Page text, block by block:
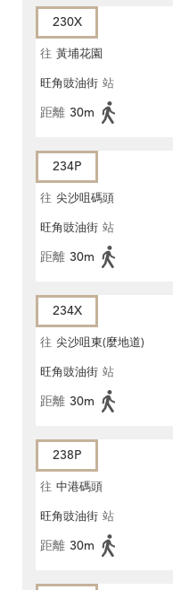
230X
往 黃埔花園
旺角豉油街 站
距離 30m
234P
往 尖沙咀碼頭
旺角豉油街 站
距離 30m
234X
往 尖沙咀東(麼地道)
旺角豉油街 站
距離 30m
238P
往 中港碼頭
旺角豉油街 站
距離 30m